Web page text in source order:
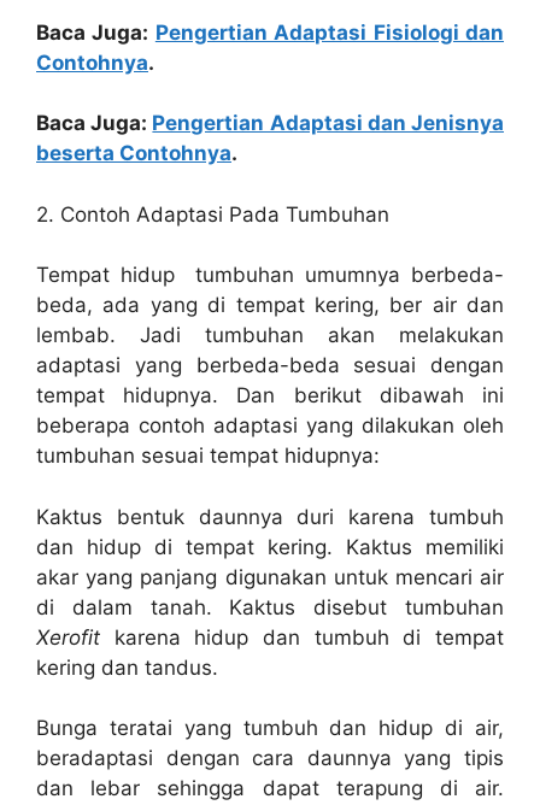
Baca Juga: Pengertian Adaptasi Fisiologi dan
Contohnya.
Baca Juga: Pengertian Adaptasi dan Jenisnya
beserta Contohnya.
2. Contoh Adaptasi Pada Tumbuhan
Tempat hidup tumbuhan umumnya berbeda-
beda, ada yang di tempat kering, ber air dan
lembab. Jadi tumbuhan akan melakukan
adaptasi yang berbeda-beda sesuai dengan
tempat hidupnya. Dan berikut dibawah ini
beberapa contoh adaptasi yang dilakukan oleh
tumbuhan sesuai tempat hidupnya:
Kaktus bentuk daunnya duri karena tumbuh
dan hidup di tempat kering. Kaktus memiliki
akar yang panjang digunakan untuk mencari air
di dalam tanah. Kaktus disebut tumbuhan
Xerofit karena hidup dan tumbuh di tempat
kering dan tandus.
Bunga teratai yang tumbuh dan hidup di air,
beradaptasi dengan cara daunnya yang tipis
dan lebar sehingga dapat terapung di air.